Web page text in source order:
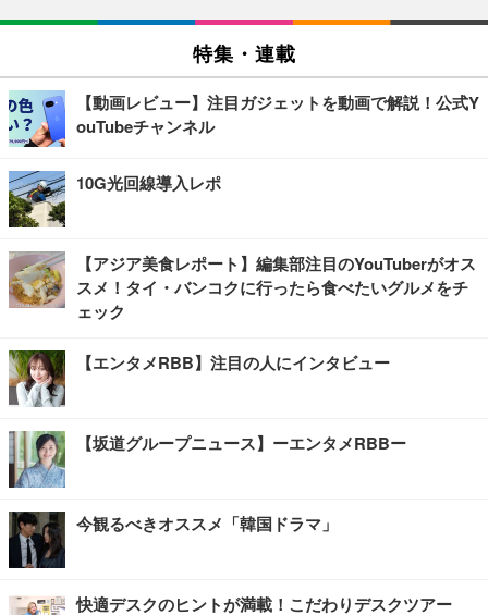
特集・連載
【動画レビュー】注目ガジェットを動画で解説！公式Y
ouTubeチャンネル
10G光回線導入レポ
【アジア美食レポート】編集部注目のYouTuberがオス
スメ！タイ・バンコクに行ったら食べたいグルメをチ
ェック
【エンタメRBB】注目の人にインタビュー
【坂道グループニュース】ーエンタメRBBー
今観るべきオススメ「韓国ドラマ」
快適デスクのヒントが満載！こだわりデスクツアー